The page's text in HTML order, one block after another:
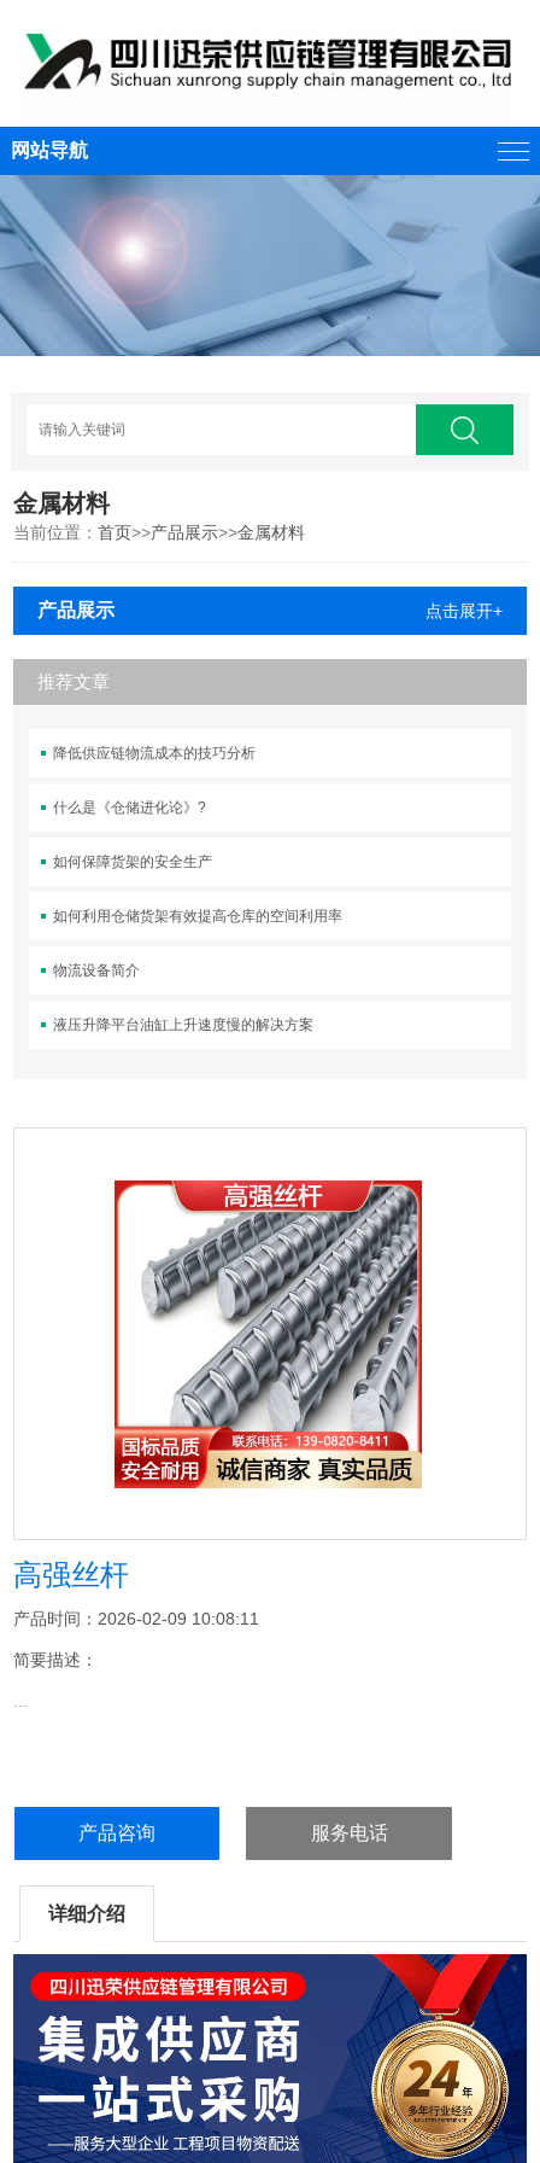
网站导航
金属材料
当前位置：首页>>产品展示>>金属材料
产品展示 点击展开+
推荐文章
降低供应链物流成本的技巧分析
什么是《仓储进化论》?
如何保障货架的安全生产
如何利用仓储货架有效提高仓库的空间利用率
物流设备简介
液压升降平台油缸上升速度慢的解决方案
高强丝杆
产品时间：2026-02-09 10:08:11
简要描述：
...
产品咨询 服务电话
详细介绍